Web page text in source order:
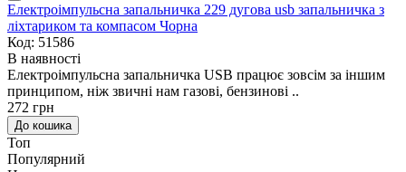
Електроімпульсна запальничка 229 дугова usb запальничка з
ліхтариком та компасом Чорна
Код: 51586
В наявності
Електроімпульсна запальничка USB працює зовсім за іншим
принципом, ніж звичні нам газові, бензинові ..
272 грн
До кошика
Топ
Популярний